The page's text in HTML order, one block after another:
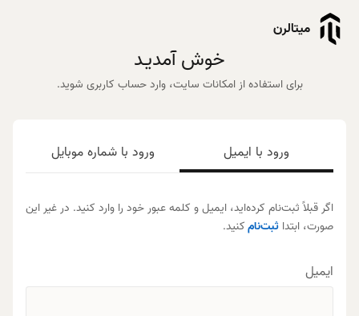
میتالرن
خوش آمدیـد
برای استفاده از امکانات سایت، وارد حساب کاربری شوید.
ورود با ایمیل ورود با شماره موبایل
اگر قبلاً ثبت‌نام کرده‌اید، ایمیل و کلمه عبور خود را وارد کنید. در غیر این
صورت، ابتدا ثبت‌نام کنید.
ایمیل